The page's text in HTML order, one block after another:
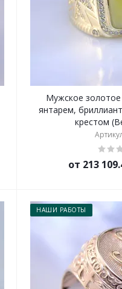
Мужское золотое
янтарем,
крестом
от 213
НАШИ РАБОТЫ